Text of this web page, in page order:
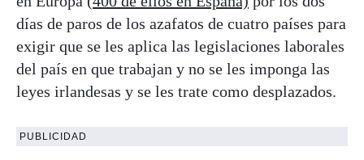
días de paros de los azafatos de cuatro países para
exigir que se les aplica las legislaciones laborales
del país en que trabajan y no se les imponga las
leyes irlandesas y se les trate como desplazados.
PUBLICIDAD